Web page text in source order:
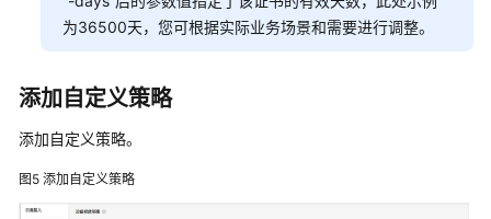
云
服
务
级
协
为36500天，您可根据实际业务场景和需要进行调整。
添加自定义策略
添加自定义策略。
图5 添加自定义策略